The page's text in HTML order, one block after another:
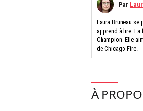
Par
Laura Bruneau se
apprend à lire. La
Champion. Elle
de Chicago Fire.
À